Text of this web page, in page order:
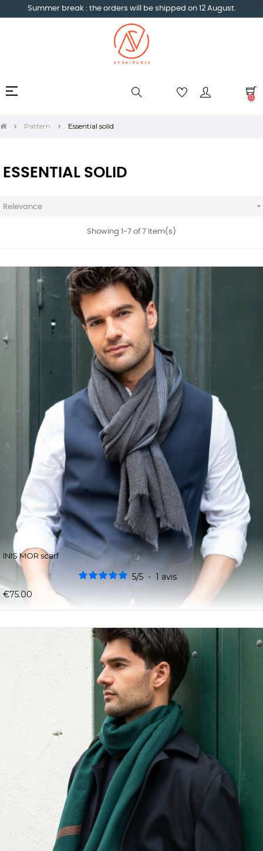
Summer break : the orders will be shipped on 12 August.
Toggle
☰
0
Pattern Essential solid
ESSENTIAL SOLID
Relevance 
Showing 1-7 of 7 item(s)
INIS MOR scarf
5/5 - 1 avis
€75.00